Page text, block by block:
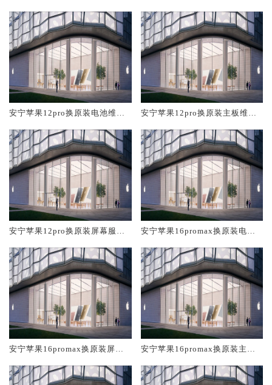
安宁苹果12pro换原装电池维修
安宁苹果12pro换原装主板维修
安宁苹果12pro换原装屏幕服务
安宁苹果16promax换原装电池
安宁苹果16promax换原装屏幕
安宁苹果16promax换原装主板